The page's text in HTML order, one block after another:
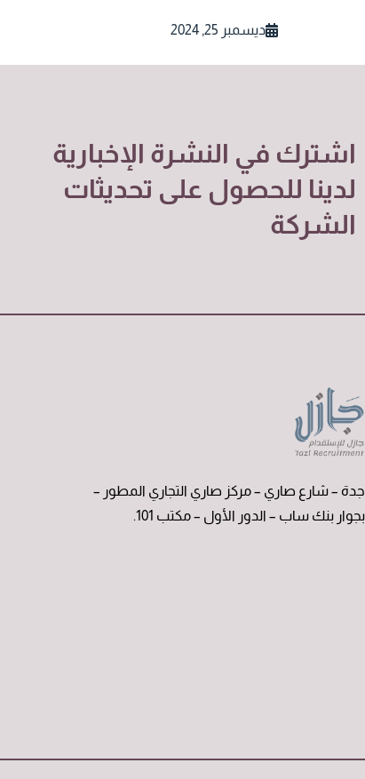
ديسمبر 25, 2024
اشترك في النشرة الإخبارية
لدينا للحصول على تحديثات
الشركة
جدة – شارع صاري – مركز صاري التجاري المطور –
بجوار بنك ساب – الدور الأول – مكتب 101.